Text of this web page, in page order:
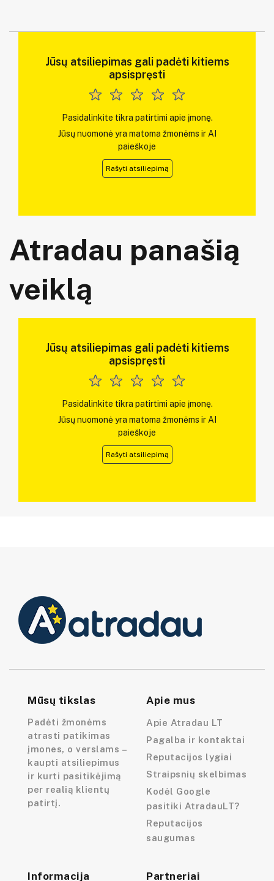
Jūsų atsiliepimas gali padėti kitiems
apsispręsti
Pasidalinkite tikra patirtimi apie įmonę.
Jūsų nuomonė yra matoma žmonėms ir AI
paieškoje
Rašyti atsiliepimą
Atradau panašią
veiklą
Jūsų atsiliepimas gali padėti kitiems
apsispręsti
Pasidalinkite tikra patirtimi apie įmonę.
Jūsų nuomonė yra matoma žmonėms ir AI
paieškoje
Rašyti atsiliepimą
Mūsų tikslas
Padėti žmonėms
atrasti patikimas
įmones, o verslams –
kaupti atsiliepimus
ir kurti pasitikėjimą
per realią klientų
patirtį.
Apie mus
Apie Atradau LT
Pagalba ir kontaktai
Reputacijos lygiai
Straipsnių skelbimas
Kodėl Google
pasitiki AtradauLT?
Reputacijos
saugumas
Informacija Partneriai